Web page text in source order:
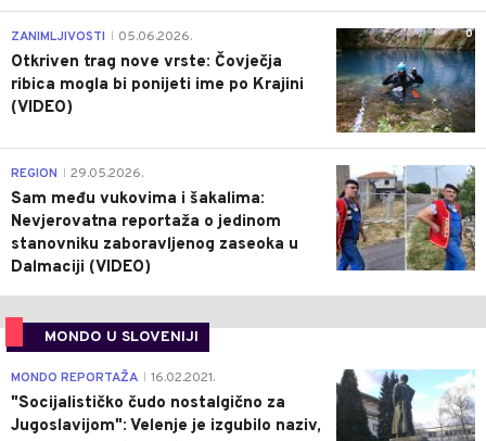
0
ZANIMLJIVOSTI 05.06.2026.
Otkriven trag nove vrste: Čovječja
ribica mogla bi ponijeti ime po Krajini
(VIDEO)
0
REGION 29.05.2026.
Sam među vukovima i šakalima:
Nevjerovatna reportaža o jedinom
stanovniku zaboravljenog zaseoka u
Dalmaciji (VIDEO)
MONDO U SLOVENIJI
4
MONDO REPORTAŽA 16.02.2021.
"Socijalističko čudo nostalgično za
Jugoslavijom": Velenje je izgubilo naziv,